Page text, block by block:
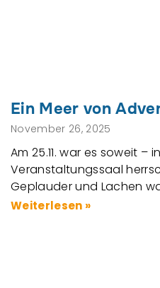
Ein Meer von
November 26, 2025
Am 25.11. war es soweit –
Veranstaltungssaal
Geplauder und Lachen
Weiterlesen »